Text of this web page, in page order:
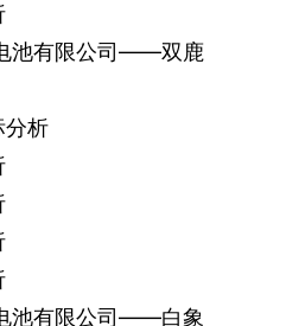
池有限公司——双鹿
分析
池有限公司——白象